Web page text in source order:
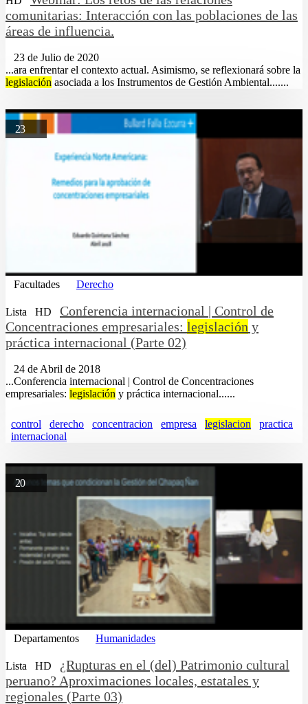
comunitarias: Interacción con las poblaciones de las
áreas de influencia.
23 de Julio de 2020
...ara enfrentar el contexto actual. Asimismo, se reflexionará sobre la
legislación asociada a los Instrumentos de Gestión Ambiental.......
23
Facultades Derecho
Lista HD
Conferencia internacional | Control de
Concentraciones empresariales: legislación y
práctica internacional (Parte 02)
24 de Abril de 2018
...Conferencia internacional | Control de Concentraciones
empresariales: legislación y práctica internacional......
control derecho concentracion empresa legislacion
practica
internacional
20
Departamentos Humanidades
Lista HD
¿Rupturas en el (del) Patrimonio cultural
peruano? Aproximaciones locales, estatales y
regionales (Parte 03)